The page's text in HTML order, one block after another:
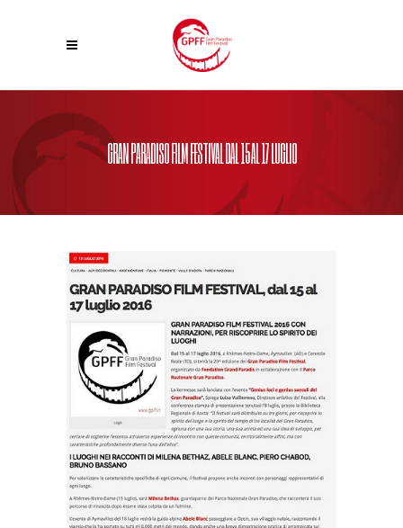
GRAN PARADISO FILM FESTIVAL DAL 15 AL 17 LUGLIO